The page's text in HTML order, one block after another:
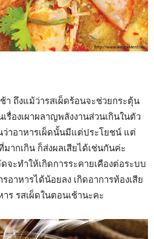
ถึงแม้ว่ารสเผ็ดร้อนจะช่วยกระตุ้น
รื่องเผาผลาญพลังงานส่วนเกินในตัว
ว่าอาหารเผ็ดนั้นมีแต่ประโยชน์ แต่
ากเกิน ก็ส่งผลเสียได้เช่นกันค่ะ
จะทำให้เกิดการระคายเคืองต่อระบบ
อาหารได้น้อยลง เกิดอาการท้องเสีย
าร รสเผ็ดในตอนเช้านะคะ